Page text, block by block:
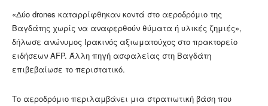
«Δύο drones καταρρίφθηκαν κοντά στο αεροδρόμιο της
Βαγδάτης χωρίς να αναφερθούν θύματα ή υλικές ζημιές»,
δήλωσε ανώνυμος Ιρακινός αξιωματούχος στο πρακτορείο
ειδήσεων AFP. Άλλη πηγή ασφαλείας στη Βαγδάτη
επιβεβαίωσε το περιστατικό.
Το αεροδρόμιο περιλαμβάνει μια στρατιωτική βάση που